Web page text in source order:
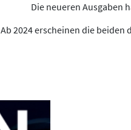
Die neueren Ausgaben
Ab 2024 erscheinen die beiden